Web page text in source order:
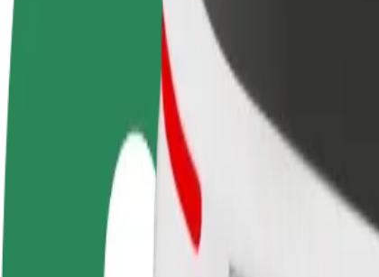
Πώς να συμμετάσχετε
Κερδίστε χρήματα με τους
δικούς σας όρους
Γίνετε courier
Παραδώστε φαγητό και
πληρώνεστε εβδομαδιαία
Πώς να φτάσεις από Candles & Oud σε Backup